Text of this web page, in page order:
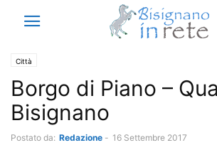
Città
Borgo di Piano –
Bisignano
Postato da: Redazione - 16 Settembre 2017